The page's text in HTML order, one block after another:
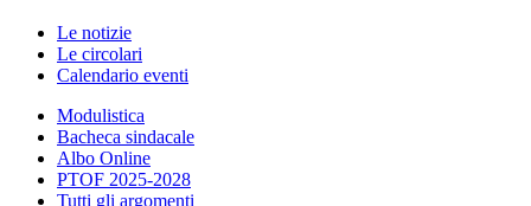
Le notizie
Le circolari
Calendario eventi
Modulistica
Bacheca sindacale
Albo Online
PTOF 2025-2028
Tutti gli argomenti